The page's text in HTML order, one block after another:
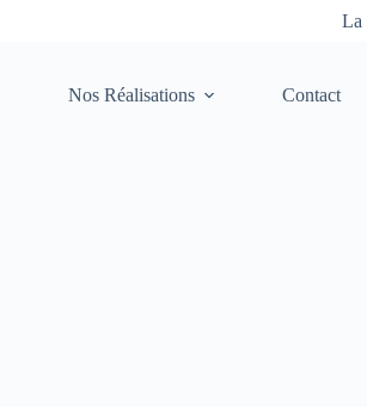
La
Nos Réalisations Contact